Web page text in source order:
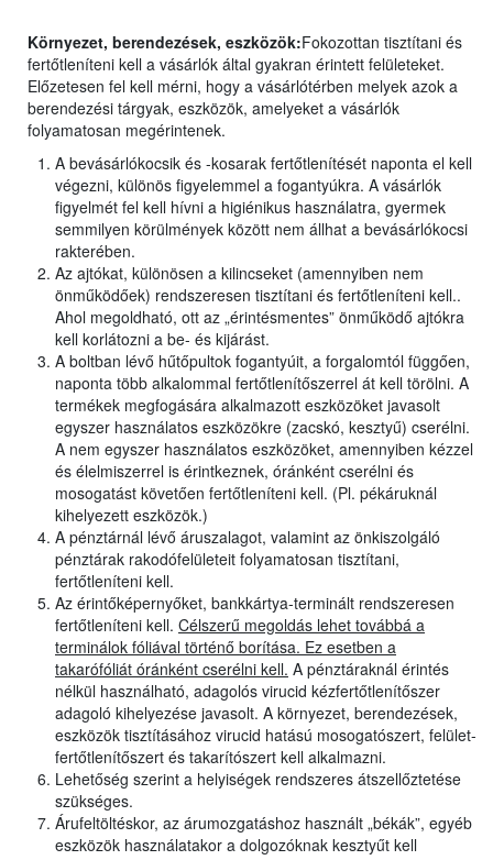
Környezet, berendezések, eszközök:Fokozottan tisztítani és
fertőtleníteni kell a vásárlók által gyakran érintett felületeket.
Előzetesen fel kell mérni, hogy a vásárlótérben melyek azok a
berendezési tárgyak, eszközök, amelyeket a vásárlók
folyamatosan megérintenek.
A bevásárlókocsik és -kosarak fertőtlenítését naponta el kell
végezni, különös figyelemmel a fogantyúkra. A vásárlók
figyelmét fel kell hívni a higiénikus használatra, gyermek
semmilyen körülmények között nem állhat a bevásárlókocsi
rakterében.
Az ajtókat, különösen a kilincseket (amennyiben nem
önműködőek) rendszeresen tisztítani és fertőtleníteni kell..
Ahol megoldható, ott az „érintésmentes” önműködő ajtókra
kell korlátozni a be- és kijárást.
A boltban lévő hűtőpultok fogantyúit, a forgalomtól függően,
naponta több alkalommal fertőtlenítőszerrel át kell törölni. A
termékek megfogására alkalmazott eszközöket javasolt
egyszer használatos eszközökre (zacskó, kesztyű) cserélni.
A nem egyszer használatos eszközöket, amennyiben kézzel
és élelmiszerrel is érintkeznek, óránként cserélni és
mosogatást követően fertőtleníteni kell. (Pl. pékáruknál
kihelyezett eszközök.)
A pénztárnál lévő áruszalagot, valamint az önkiszolgáló
pénztárak rakodófelületeit folyamatosan tisztítani,
fertőtleníteni kell.
Az érintőképernyőket, bankkártya-terminált rendszeresen
fertőtleníteni kell. Célszerű megoldás lehet továbbá a
terminálok fóliával történő borítása. Ez esetben a
takarófóliát óránként cserélni kell. A pénztáraknál érintés
nélkül használható, adagolós virucid kézfertőtlenítőszer
adagoló kihelyezése javasolt. A környezet, berendezések,
eszközök tisztításához virucid hatású mosogatószert, felület-
fertőtlenítőszert és takarítószert kell alkalmazni.
Lehetőség szerint a helyiségek rendszeres átszellőztetése
szükséges.
Árufeltöltéskor, az árumozgatáshoz használt „békák”, egyéb
eszközök használatakor a dolgozóknak kesztyűt kell